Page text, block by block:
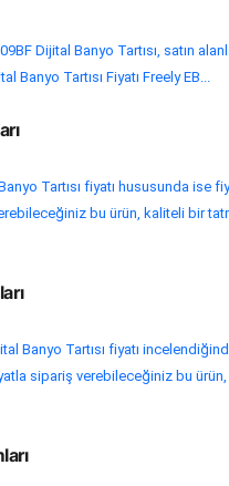
Dijital Banyo Tartısı, satın
Banyo Tartısı Fiyatı Freely EB...
Tartısı fiyatı hususunda ise
bu ürün, kaliteli bir
Banyo Tartısı fiyatı
sipariş verebileceğiniz bu ürün,